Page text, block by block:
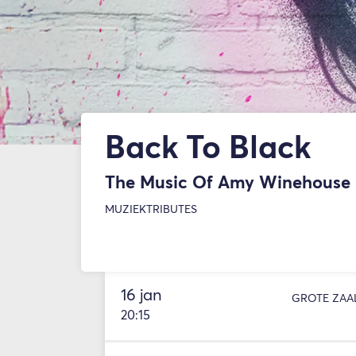
Back To Black
The Music Of Amy Winehouse
MUZIEK TRIBUTES
16 jan
20:15
GROTE